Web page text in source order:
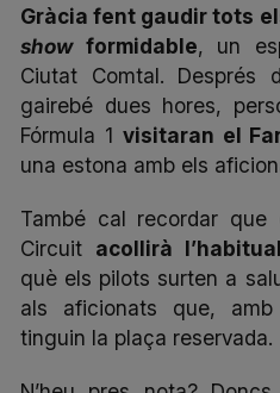
Gràcia fent gaudir tots
showformidable, un
Ciutat Comtal. Després
gairebé dues hores,
Fórmula 1 visitaran el
una estona amb els
També cal recordar
Circuit acollirà
què els pilots surten a
als aficionats que,
tinguin la plaça reservada.